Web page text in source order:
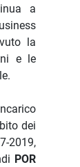
a
la
e le
dei
2019,
POR